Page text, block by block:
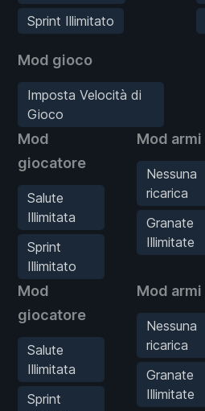
Sprint Illimitato
Mod gioco
Imposta Velocità di
Gioco
Mod
giocatore
Salute
Illimitata
Sprint
Illimitato
Mod armi
Nessuna
ricarica
Granate
Illimitate
Mod
giocatore
Salute
Illimitata
Sprint
Mod armi
Nessuna
ricarica
Granate
Illimitate